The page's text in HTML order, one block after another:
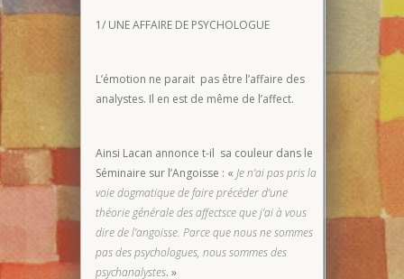
1/ UNE AFFAIRE DE PSYCHOLOGUE
L’émotion ne parait pas être l’affaire des
analystes. Il en est de même de l’affect.
Ainsi Lacan annonce t-il sa couleur dans le
Séminaire sur l’Angoisse : « Je n’ai pas pris la
voie dogmatique de faire précéder d’une
théorie générale des affectsce que j’ai à vous
dire de l’angoisse. Parce que nous ne sommes
pas des psychologues, nous sommes des
psychanalystes. »